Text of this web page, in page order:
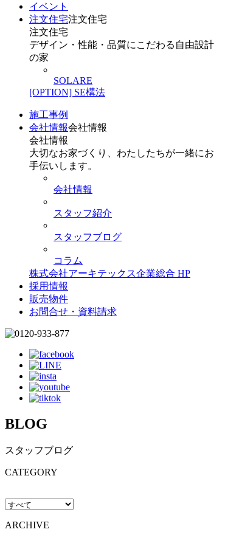
イベント
注文住宅注文住宅
注文住宅
デザイン・性能・品質にこだわる自由設計
の家
SOLARE
[OPTION] SE構法
施工事例
会社情報会社情報
会社情報
大切なお家づくり、わたしたちが一緒にお
手伝いします。
会社情報
スタッフ紹介
スタッフブログ
コラム
株式会社アーキテックス企業総合 HP
採用情報
販売物件
お問合せ・資料請求
BLOG
スタッフブログ
CATEGORY
ARCHIVE